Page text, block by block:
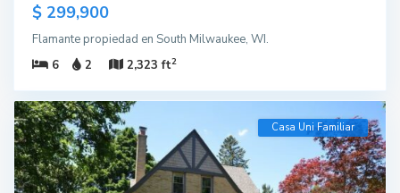
$ 299,900
Flamante propiedad en South Milwaukee, WI.
6
2 2,323 ft2
Casa Uni Familiar